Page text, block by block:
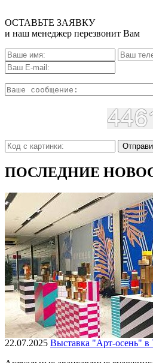
ОСТАВЬТЕ ЗАЯВКУ
и наш менеджер перезвонит Вам
ПОСЛЕДНИЕ
22.07.2025 Выставка "Арт-осень" в